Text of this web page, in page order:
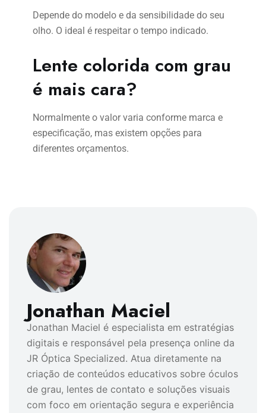
Depende do modelo e da sensibilidade do seu
olho. O ideal é respeitar o tempo indicado.
Lente colorida com grau
é mais cara?
Normalmente o valor varia conforme marca e
especificação, mas existem opções para
diferentes orçamentos.
Jonathan Maciel
Jonathan Maciel é especialista em estratégias
digitais e responsável pela presença online da
JR Óptica Specialized. Atua diretamente na
criação de conteúdos educativos sobre óculos
de grau, lentes de contato e soluções visuais
com foco em orientação segura e experiência